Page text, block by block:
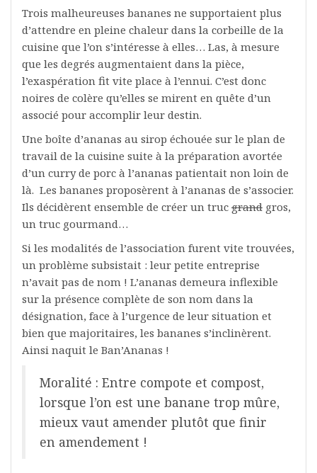
Trois malheureuses bananes ne supportaient plus
d’attendre en pleine chaleur dans la corbeille de la
cuisine que l’on s’intéresse à elles… Las, à mesure
que les degrés augmentaient dans la pièce,
l’exaspération fit vite place à l’ennui. C’est donc
noires de colère qu’elles se mirent en quête d’un
associé pour accomplir leur destin.
Une boîte d’ananas au sirop échouée sur le plan de
travail de la cuisine suite à la préparation avortée
d’un curry de porc à l’ananas patientait non loin de
là. Les bananes proposèrent à l’ananas de s’associer.
Ils décidèrent ensemble de créer un truc grand gros,
un truc gourmand…
Si les modalités de l’association furent vite trouvées,
un problème subsistait : leur petite entreprise
n’avait pas de nom ! L’ananas demeura inflexible
sur la présence complète de son nom dans la
désignation, face à l’urgence de leur situation et
bien que majoritaires, les bananes s’inclinèrent.
Ainsi naquit le Ban’Ananas !
Moralité : Entre compote et compost,
lorsque l’on est une banane trop mûre,
mieux vaut amender plutôt que finir
en amendement !